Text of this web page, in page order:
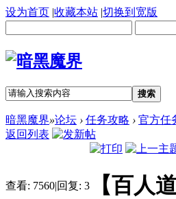
设为首页 |收藏本站 |切换到宽版
搜索
暗黑魔界»论坛 › 任务攻略 › 官方任
返回列表
查看: 7560|回复: 3 【百人